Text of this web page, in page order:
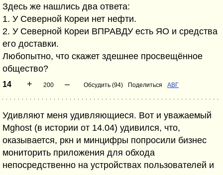
Здесь же нашлись два ответа:
1. У Северной Кореи нет нефти.
2. У Северной Кореи ВПРАВДУ есть ЯО и средства
его доставки.
Любопытно, что скажет здешнее просвещённое
общество?
14 + 200 – Обсудить (94) Поделиться АВГ
Удивляют меня удивляющиеся. Вот и уважаемый
Mghost (в истории от 14.04) удивился, что,
оказывается, ркн и минцифры попросили бизнес
мониторить приложения для обхода
непосредственно на устройствах пользователей и